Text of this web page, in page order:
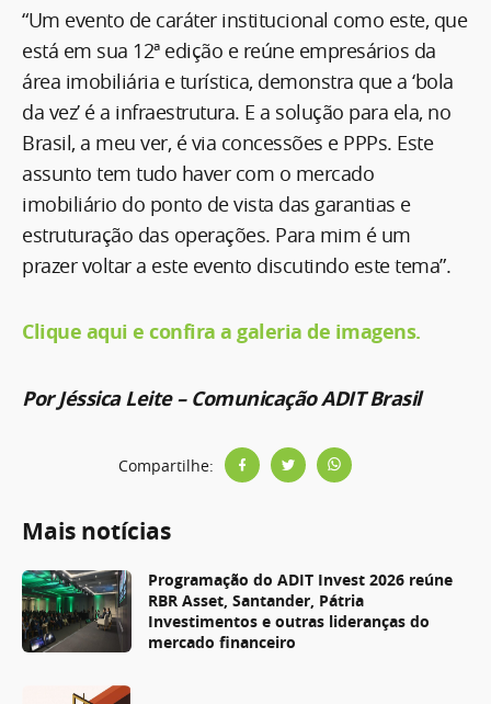
“Um evento de caráter institucional como este, que
está em sua 12ª edição e reúne empresários da
área imobiliária e turística, demonstra que a ‘bola
da vez’ é a infraestrutura. E a solução para ela, no
Brasil, a meu ver, é via concessões e PPPs. Este
assunto tem tudo haver com o mercado
imobiliário do ponto de vista das garantias e
estruturação das operações. Para mim é um
prazer voltar a este evento discutindo este tema”.
Clique aqui e confira a galeria de imagens.
Por Jéssica Leite – Comunicação ADIT Brasil
Compartilhe:
Mais notícias
Programação do ADIT Invest 2026 reúne
RBR Asset, Santander, Pátria
Investimentos e outras lideranças do
mercado financeiro